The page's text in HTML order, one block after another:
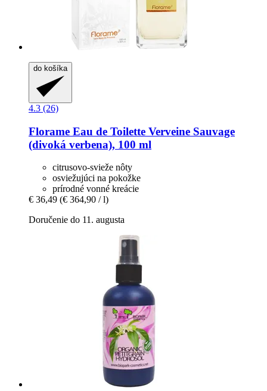
do košíka
4.3 (26)
Florame Eau de Toilette Verveine Sauvage
(divoká verbena), 100 ml
citrusovo-svieže nôty
osviežujúci na pokožke
prírodné vonné kreácie
€ 36,49 (€ 364,90 / l)
Doručenie do 11. augusta